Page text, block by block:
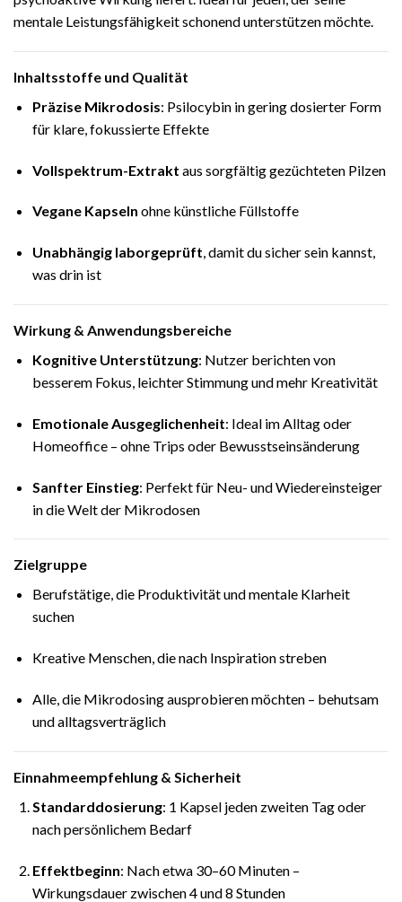
mentale Leistungsfähigkeit schonend unterstützen möchte.
Inhaltsstoffe und Qualität
Präzise Mikrodosis: Psilocybin in gering dosierter Form
für klare, fokussierte Effekte
Vollspektrum-Extrakt aus sorgfältig gezüchteten Pilzen
Vegane Kapseln ohne künstliche Füllstoffe
Unabhängig laborgeprüft, damit du sicher sein kannst,
was drin ist
Wirkung & Anwendungsbereiche
Kognitive Unterstützung: Nutzer berichten von
besserem Fokus, leichter Stimmung und mehr Kreativität
Emotionale Ausgeglichenheit: Ideal im Alltag oder
Homeoffice – ohne Trips oder Bewusstseinsänderung
Sanfter Einstieg: Perfekt für Neu- und Wiedereinsteiger
in die Welt der Mikrodosen
Zielgruppe
Berufstätige, die Produktivität und mentale Klarheit
suchen
Kreative Menschen, die nach Inspiration streben
Alle, die Mikrodosing ausprobieren möchten – behutsam
und alltagsverträglich
Einnahmeempfehlung & Sicherheit
Standarddosierung: 1 Kapsel jeden zweiten Tag oder
nach persönlichem Bedarf
Effektbeginn: Nach etwa 30–60 Minuten –
Wirkungsdauer zwischen 4 und 8 Stunden